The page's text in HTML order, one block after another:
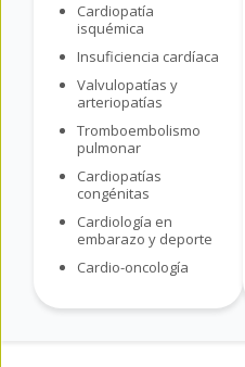
Cardiopatía
isquémica
Insuficiencia cardíaca
Valvulopatías y
arteriopatías
Tromboembolismo
pulmonar
Cardiopatías
congénitas
Cardiología en
embarazo y deporte
Cardio-oncología